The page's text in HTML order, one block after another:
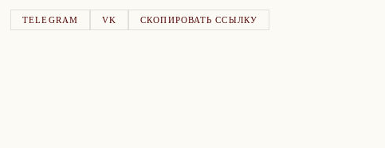
TELEGRAM VK СКОПИРОВАТЬ ССЫЛКУ